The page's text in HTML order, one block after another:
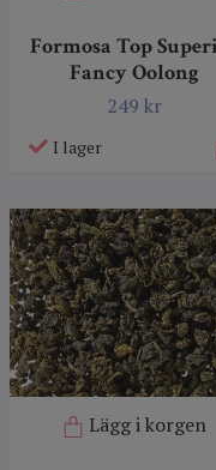
Formosa Top
Fancy Oolong
249 kr
I lager
Lägg i korgen